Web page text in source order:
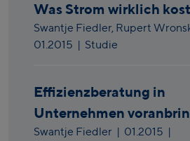
Was Strom wirklich
Swantje Fiedler, Rupert
01.2015 | Studie
Effizienzberatung in
Unternehmen
Swantje Fiedler | 01.2015 |